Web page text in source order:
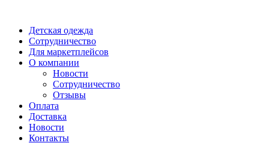
Детская одежда
Сотрудничество
Для маркетплейсов
О компании
Новости
Сотрудничество
Отзывы
Оплата
Доставка
Новости
Контакты